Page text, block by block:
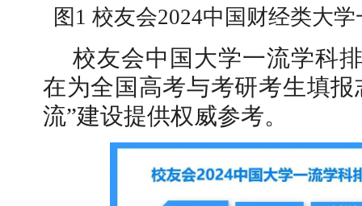
图1 校友会2024中国财经类大
校友会中国大学一流学科
在为全国高考与考研考生填
流”建设提供权威参考。
北工商光影——2026年北工商的夏